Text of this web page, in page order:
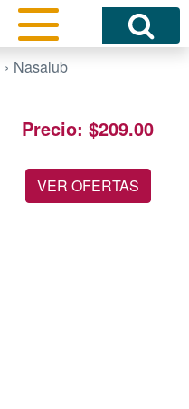
Nasalub
Precio: $209.00
VER OFERTAS